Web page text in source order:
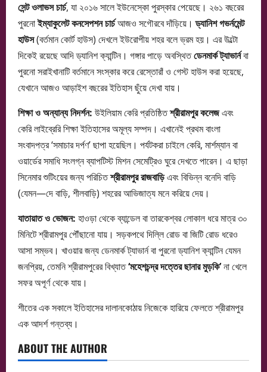
সেন্ট ওলাভস চার্চ, যা ২০১৬ সালে ইউনেস্কো পুরস্কার পেয়েছে। ২৬১ বছরের
পুরনোইম্যাকুলেট কনসেপশন চার্চআজও সগৌরবে দাঁড়িয়ে।ড্যানিশ গভর্নমেন্ট
হাউস(বর্তমান কোর্ট হাউস) দেখলে ইউরোপীয় শহর বলে ভ্রম হয়। এর উল্টো
দিকেই রয়েছে আদি ড্যানিশ ক্যান্টিন। গঙ্গার পাড়ে অবস্থিতডেনমার্ক ট্যাভার্নবা
পুরনো সরাইখানাটি বর্তমানে সংস্কার করে রেস্তোরাঁ ও গেস্ট হাউস করা হয়েছে,
যেখানে আজও আড়াইশ বছরের ইতিহাস ছুঁয়ে দেখা যায়।
শিক্ষা ও অন্যান্য নিদর্শন: উইলিয়াম কেরি প্রতিষ্ঠিতশ্রীরামপুর কলেজএবং
কেরি লাইব্রেরি শিক্ষা ইতিহাসের অমূল্য সম্পদ। এখানেই প্রথম বাংলা
সংবাদপত্র ‘সমাচার দর্পণ’ ছাপা হয়েছিল। পর্যটকরা চাইলে কেরি, মার্শম্যান বা
ওয়ার্ডের সমাধি সংলগ্ন ব্যাপটিস্ট মিশন সেমেট্রিও ঘুরে দেখতে পারেন। এ ছাড়া
সিনেমার শুটিংয়ের জন্য পরিচিতশ্রীরামপুর রাজবাড়িএবং বিভিন্ন বনেদি বাড়ি
(যেমন—দে বাড়ি, শীলবাড়ি) শহরের আভিজাত্য মনে করিয়ে দেয়।
যাতায়াত ও ভোজন: হাওড়া থেকে ব্যান্ডেল বা তারকেশ্বর লোকাল ধরে মাত্র ৩০
মিনিটে শ্রীরামপুর পৌঁছানো যায়। সড়কপথে দিল্লি রোড বা জিটি রোড ধরেও
আসা সম্ভব। খাওয়ার জন্য ডেনমার্ক ট্যাভার্ন বা পুরনো ড্যানিশ ক্যান্টিন যেমন
জনপ্রিয়, তেমনি শ্রীরামপুরের বিখ্যাত‘মহেশচন্দ্র দত্তের ছানার মুড়কি’না খেলে
সফর অপূর্ণ থেকে যায়।
শীতের এক সকালে ইতিহাসের দালানকোঠায় নিজেকে হারিয়ে ফেলতে শ্রীরামপুর
এক আদর্শ গন্তব্য।
ABOUT THE AUTHOR